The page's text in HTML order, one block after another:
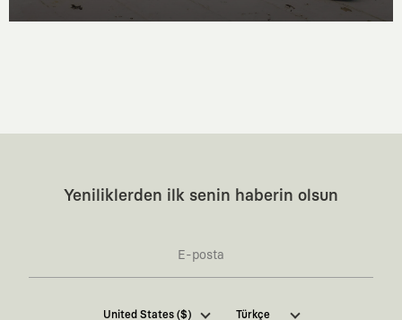
Yeniliklerden ilk senin haberin olsun
Kaft Tasarım Tekstil Sanayi ve Ticaret Anonim
United States ($) Türkçe